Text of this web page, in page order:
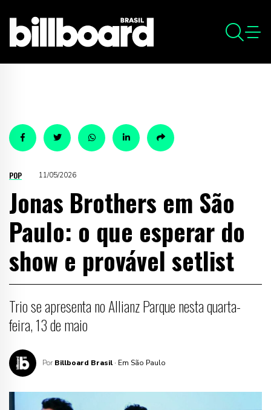
POP 11/05/2026
Jonas Brothers em São
Paulo: o que esperar do
show e provável setlist
Trio se apresenta no Allianz Parque nesta quarta-
feira, 13 de maio
Por Billboard Brasil · Em São Paulo